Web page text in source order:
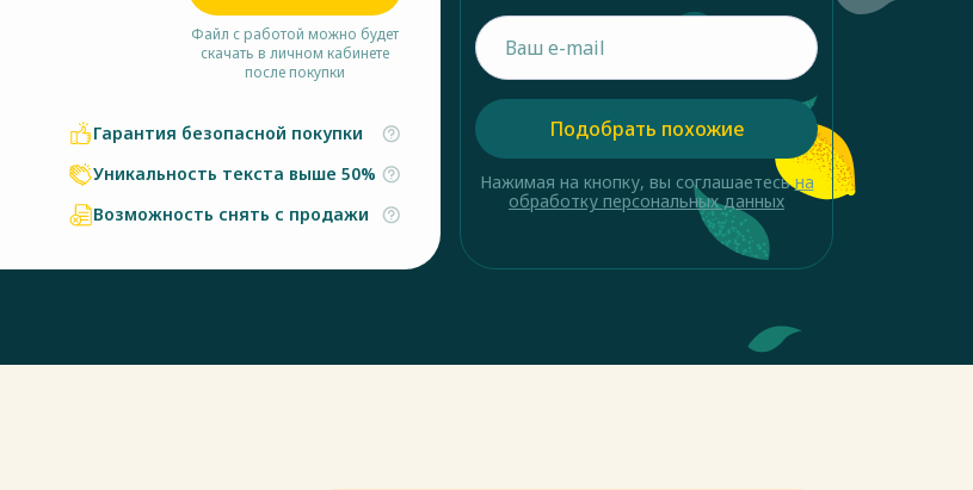
Файл с работой можно будет
скачать в личном кабинете
после покупки
Гарантия безопасной покупки
Уникальность текста выше 50%
Возможность снять с продажи
Подобрать похожие
Нажимая на кнопку, вы соглашаетесьна
обработку персональных данных